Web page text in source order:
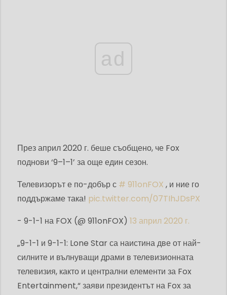
ad
През април 2020 г. беше съобщено, че Fox
поднови ‘9–1–1’ за още един сезон.
Телевизорът е по-добър с # 911onFOX , и ние го
поддържаме така! pic.twitter.com/07TIhJDsPX
- 9-1-1 на FOX (@ 911onFOX) 13 април 2020 г.
„9-1-1 и 9-1-1: Lone Star са наистина две от най-
силните и вълнуващи драми в телевизионната
телевизия, както и централни елементи за Fox
Entertainment,“ заяви президентът на Fox за